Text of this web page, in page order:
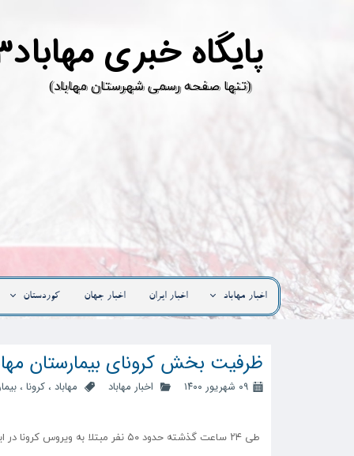
پ
​(تنها صفحه رسمی شهرستان مهاباد)
اخبار مهاباد اخبار ایران اخبار جهان کوردستان
ظرفیت بخش کرونای بیمارستان
۰۹ شهریور ۱۴۰۰ اخبار مهاباد مهاباد ،کرونا ،
طی ۲۴ ساعت گذشته حدود ۵۰ نفر مبتلا به ویروس کرونا در این بیمارستان بستری شده اند و هم اکنون ۱۷۰ بیمار در بخش کرونا بستری هستند.